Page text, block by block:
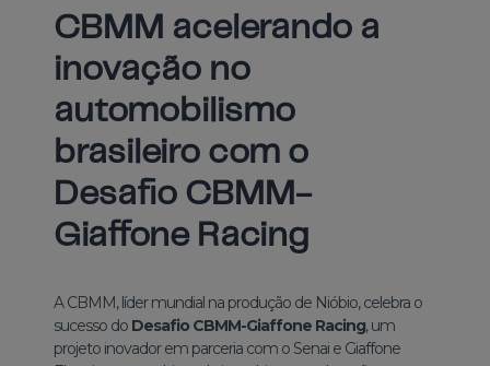
CBMM acelerando a
inovação no
automobilismo
brasileiro com o
Desafio CBMM-
Giaffone Racing
A CBMM, líder mundial na produção de Nióbio, celebra o
sucesso do Desafio CBMM-Giaffone Racing, um
projeto inovador em parceria com o Senai e Giaffone